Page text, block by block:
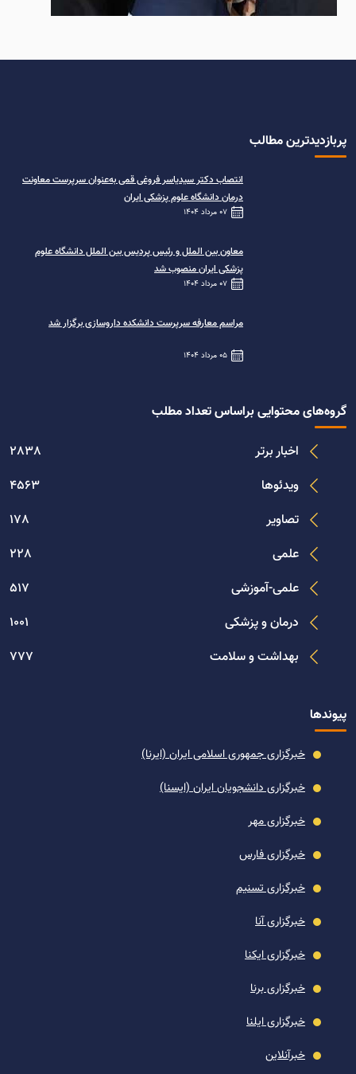
پربازدیدترین مطالب
انتصاب دکتر سیدیاسر فروغی قمی به‌عنوان سرپرست معاونت
درمان دانشگاه علوم پزشکی ایران
07 مرداد 1404
معاون بین الملل و رئیس پردیس بین الملل دانشگاه علوم
پزشکی ایران منصوب شد
07 مرداد 1404
مراسم معارفه سرپرست دانشکده داروسازی برگزار شد
05 مرداد 1404
پیوندها
خبرگزاری جمهوری اسلامی ایران (ایرنا)
خبرگزاری دانشجویان ایران (ایسنا)
خبرگزاری مهر
خبرگزاری فارس
خبرگزاری تسنیم
خبرگزاری آنا
خبرگزاری ایکنا
خبرگزاری برنا
خبرگزاری ایلنا
خبرآنلاین
گروه‌های محتوایی براساس تعداد مطلب
اخبار برتر
2838
ویدئوها
4563
تصاویر
178
علمی
228
علمی-آموزشی
517
درمان و پزشکی
1001
بهداشت و سلامت
777